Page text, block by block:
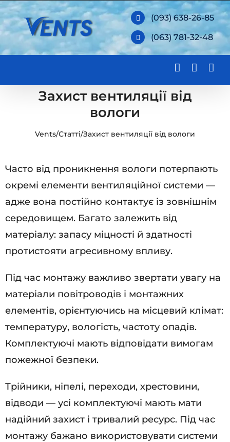
Skip
to
content
(093) 638-26-85
(063) 781-32-48
Захист вентиляції від
вологи
Vents/Статті/Захист вентиляції від вологи
Часто від проникнення вологи потерпають
окремі елементи вентиляційної системи —
адже вона постійно контактує із зовнішнім
середовищем. Багато залежить від
матеріалу: запасу міцності й здатності
протистояти агресивному впливу.
Під час монтажу важливо звертати увагу на
матеріали повітроводів і монтажних
елементів, орієнтуючись на місцевий клімат:
температуру, вологість, частоту опадів.
Комплектуючі мають відповідати вимогам
пожежної безпеки.
Трійники, ніпелі, переходи, хрестовини,
відводи — усі комплектуючі мають мати
надійний захист і тривалий ресурс. Під час
монтажу бажано використовувати системи